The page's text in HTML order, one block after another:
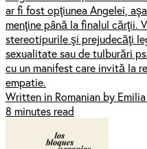
ar fi fost opţiunea Angelei,
menţine până la finalul cărţii.
stereotipurile şi prejudecăţi
sexualitate sau de tulburări
cu un manifest care invită la
empatie.
Written in Romanian by Emilia
8 minutes read